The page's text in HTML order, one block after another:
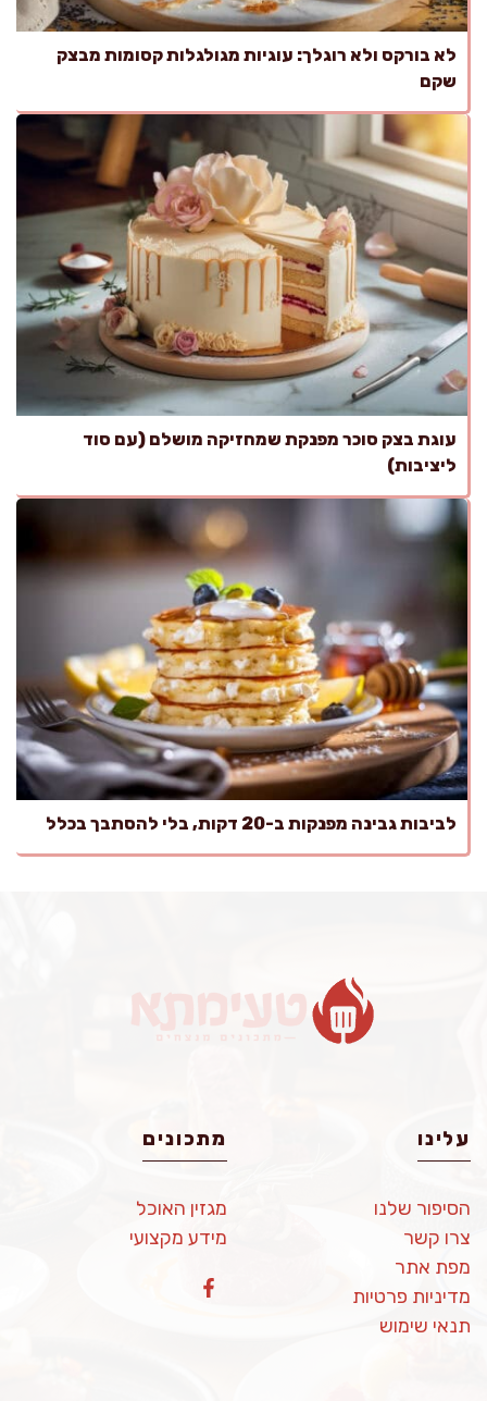
לא בורקס ולא רוגלך: עוגיות מגולגלות קסומות מבצק
שקם
עוגת בצק סוכר מפנקת שמחזיקה מושלם (עם סוד
ליציבות)
לביבות גבינה מפנקות ב-20 דקות, בלי להסתבך בכלל
עלינו
הסיפור שלנו
צרו קשר
מפת אתר
מדיניות פרטיות
תנאי שימוש
מתכונים
מגזין האוכל
מידע מקצועי